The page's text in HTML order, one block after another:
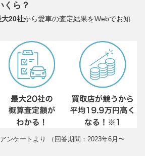
くら？
大20社から愛車の査定結果をWebでお知
ンケートより （回答期間：2023年6月〜